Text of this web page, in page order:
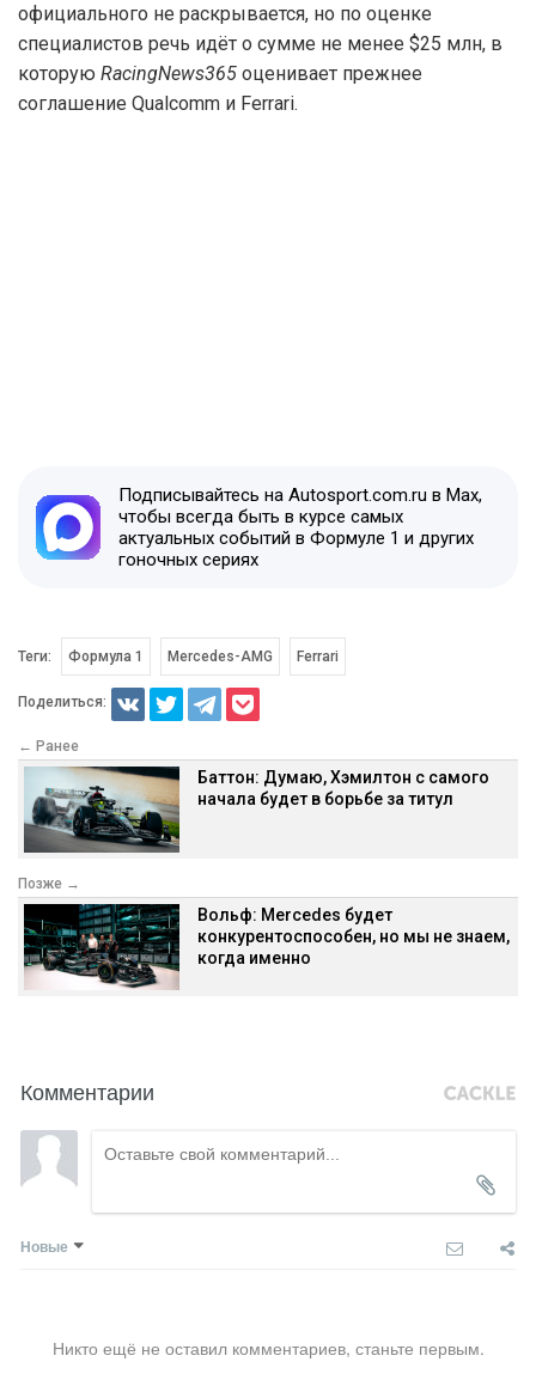
официального не раскрывается, но по оценке
специалистов речь идёт о сумме не менее $25 млн, в
которую RacingNews365 оценивает прежнее
соглашение Qualcomm и Ferrari.
Подписывайтесь на Autosport.com.ru в Max,
чтобы всегда быть в курсе самых
актуальных событий в Формуле 1 и других
гоночных сериях
Теги: Формула 1 Mercedes-AMG Ferrari
Поделиться:
← Ранее
Баттон: Думаю, Хэмилтон с самого
начала будет в борьбе за титул
Позже →
Вольф: Mercedes будет
конкурентоспособен, но мы не знаем,
когда именно
Комментарии
Новые
Никто ещё не оставил комментариев, станьте первым.